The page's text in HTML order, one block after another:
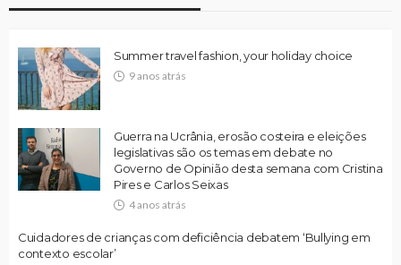
Summer travel fashion, your holiday choice
9 anos atrás
Guerra na Ucrânia, erosão costeira e eleições
legislativas são os temas em debate no
Governo de Opinião desta semana com Cristina
Pires e Carlos Seixas
4 anos atrás
Cuidadores de crianças com deficiência debatem ‘Bullying em
contexto escolar’